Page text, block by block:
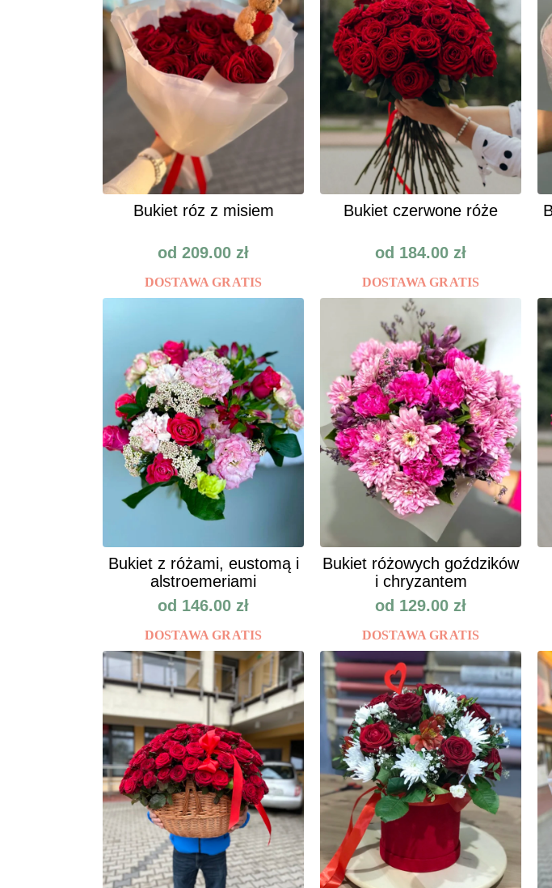
Bukiet róz z misiem
od 209.00 zł
DOSTAWA GRATIS
Bukiet czerwone róże
od 184.00 zł
DOSTAWA GRATIS
Bukiet z różami, eustomą i
alstroemeriami
od 146.00 zł
DOSTAWA GRATIS
Bukiet różowych goździków
i chryzantem
od 129.00 zł
DOSTAWA GRATIS